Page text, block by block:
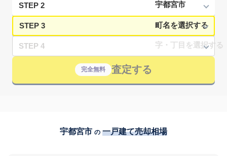
STEP 2
STEP 3
STEP 4
完全無料 査定する
宇都宮市 の 一戸建て売却相場